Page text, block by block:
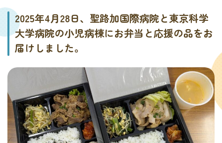
2025年4月28日、聖路加国際病院と東京科学
大学病院の小児病棟にお弁当と応援の品をお
届けしました。